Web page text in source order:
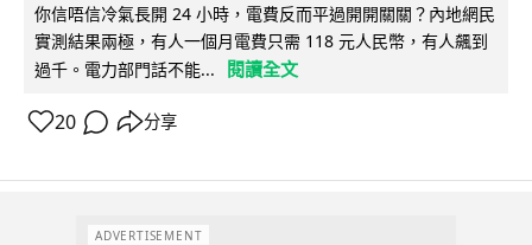
你信唔信冷氣長開 24 小時，電費反而平過開開關關？內地網民
實測結果兩極，有人一個月電費只需 118 元人民幣，有人飆到
過千。電力部門話不能...
閱讀全文
20 分享
ADVERTISEMENT